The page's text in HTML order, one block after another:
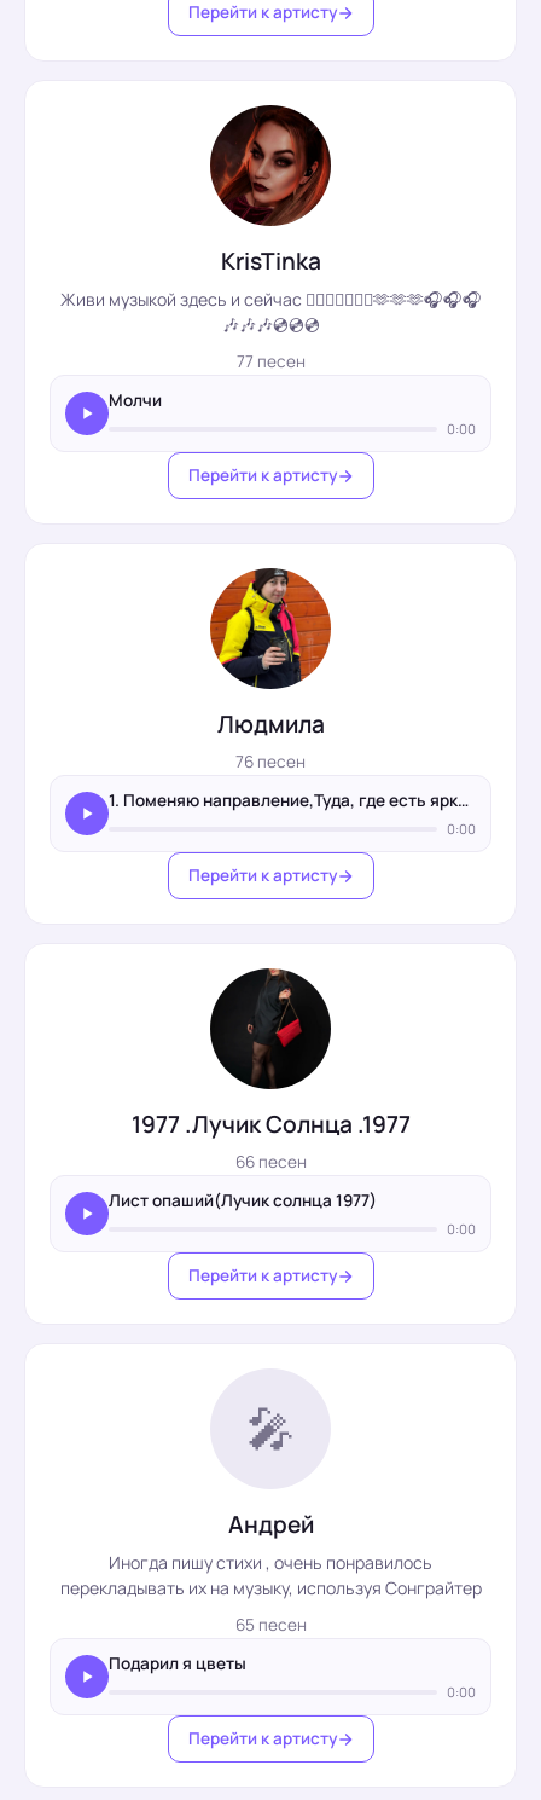
Перейти к артисту
KrisTinka
Живи музыкой здесь и сейчас ❤️‍🔥❤️‍🔥❤️‍🔥🤘🫶🫶🫶🎧🎧🎧
🎶🎶🎶💿💿💿
77 песен
Молчи
0:00
Перейти к артисту
Людмила
76 песен
1. Поменяю направление,Туда, где есть яркий свет.
0:00
Перейти к артисту
1977 .Лучик Солнца .1977
66 песен
Лист опаший(Лучик солнца 1977)
0:00
Перейти к артисту
🎤
Андрей
Иногда пишу стихи , очень понравилось
перекладывать их на музыку, используя Сонграйтер
65 песен
Подарил я цветы
0:00
Перейти к артисту